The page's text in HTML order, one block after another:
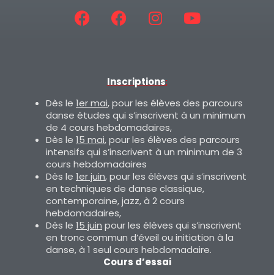
Inscriptions:
Dès le 1er mai, pour les élèves des parcours
danse études qui s’inscrivent à un minimum
de 4 cours hebdomadaires,
Dès le 15 mai, pour les élèves des parcours
intensifs qui s’inscrivent à un minimum de 3
cours hebdomadaires
Dès le 1er juin, pour les élèves qui s’inscrivent
en techniques de danse classique,
contemporaine, jazz, à 2 cours
hebdomadaires,
Dès le 15 juin pour les élèves qui s’inscrivent
en tronc commun d’éveil ou initiation à la
danse, à 1 seul cours hebdomadaire.
Cours d’essai